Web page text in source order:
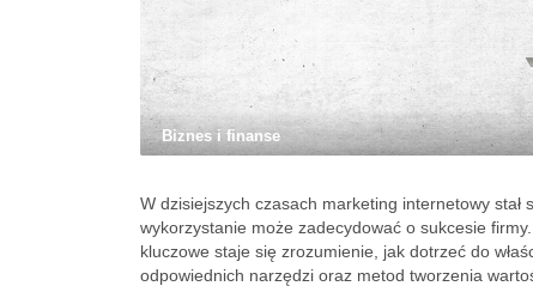
Biznes i finanse
W dzisiejszych czasach marketing internetowy
wykorzystanie może zadecydować o sukcesie
kluczowe staje się zrozumienie, jak dotrzeć do
odpowiednich narzędzi oraz metod tworzenia